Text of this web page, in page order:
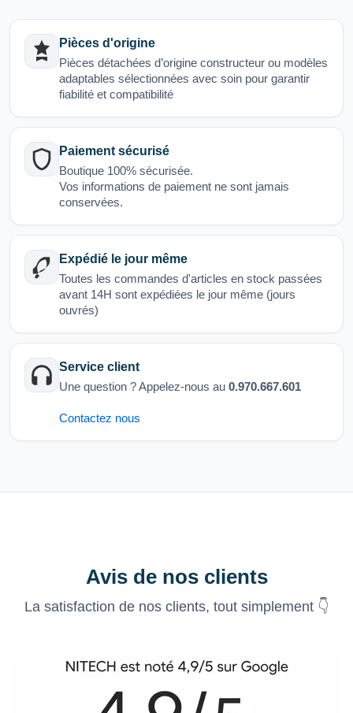
Pièces d'origine
Pièces détachées d’origine constructeur ou modèles
adaptables sélectionnées avec soin pour garantir
fiabilité et compatibilité
Paiement sécurisé
Boutique 100% sécurisée.
Vos informations de paiement ne sont jamais
conservées.
Expédié le jour même
Toutes les commandes d'articles en stock passées
avant 14H sont expédiées le jour même (jours
ouvrés)
Service client
Une question ? Appelez-nous au 0.970.667.601
Contactez nous
Avis de nos clients
La satisfaction de nos clients, tout simplement 👇